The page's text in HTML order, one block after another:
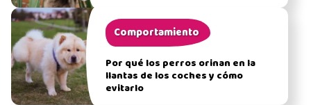
Comportamiento
Por qué los perros orinan en la
llantas de los coches y cómo
evitarlo